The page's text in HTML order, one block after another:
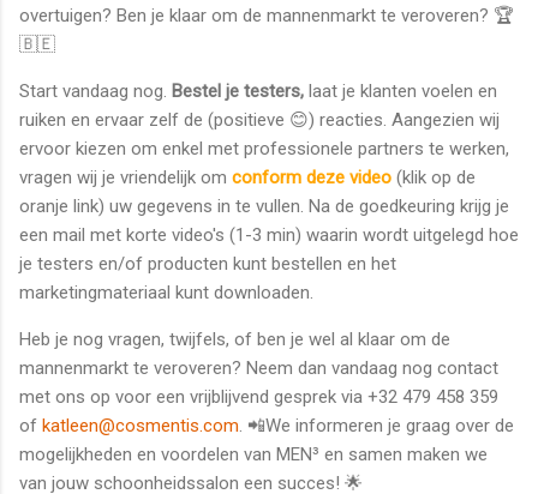
overtuigen? Ben je klaar om de mannenmarkt te veroveren? 🏆
🇧🇪
Start vandaag nog. Bestel je testers, laat je klanten voelen en
ruiken en ervaar zelf de (positieve 😊) reacties. Aangezien wij
ervoor kiezen om enkel met professionele partners te werken,
vragen wij je vriendelijk om conform deze video (klik op de
oranje link) uw gegevens in te vullen. Na de goedkeuring krijg je
een mail met korte video's (1-3 min) waarin wordt uitgelegd hoe
je testers en/of producten kunt bestellen en het
marketingmateriaal kunt downloaden.
Heb je nog vragen, twijfels, of ben je wel al klaar om de
mannenmarkt te veroveren? Neem dan vandaag nog contact
met ons op voor een vrijblijvend gesprek via +32 479 458 359
of katleen@cosmentis.com. 📲We informeren je graag over de
mogelijkheden en voordelen van MEN³ en samen maken we
van jouw schoonheidssalon een succes! 🌟